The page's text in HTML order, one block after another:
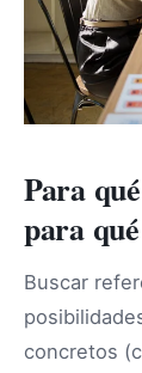
Para
para
Buscar
concretos